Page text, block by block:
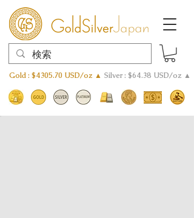
Gold : $4305.70 USD/oz ▲ Silver : $64.38 USD/oz ▲